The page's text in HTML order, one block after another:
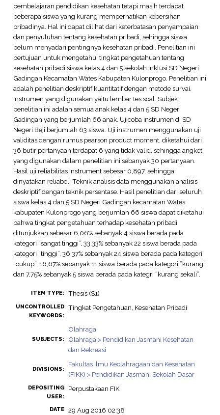
pembelajaran pendidikan kesehatan tetapi masih terdapat
beberapa siswa yang kurang memperhatikan kebersihan
pribadinya. Hal ini dapat dilihat dari keterbatasan penyampaian
dan penyuluhan tentang kesehatan pribadi, sehingga siswa
belum menyadari pentingnya kesehatan pribadi. Penelitian ini
bertujuan untuk mengetahui tingkat pengetahuan tentang
kesehatan pribadi siswa kelas 4 dan 5 sekolah inklusi SD Negeri
Gadingan Kecamatan Wates Kabupaten Kulonprogo. Penelitian ini
adalah penelitian deskriptif kuantitatif dengan metode survai.
Instrumen yang digunakan yaitu lembar tes soal. Subjek
penelitian ini adalah semua anak kelas 4 dan 5 SD Negeri
Gadingan yang berjumlah 66 anak. Ujicoba instrumen di SD
Negeri Beji berjumlah 63 siswa. Uji instrumen menggunakan uji
validitas dengan rumus pearson product moment, diketahui dari
36 butir pertanyaan terdapat 6 yang tidak valid, sehingga angket
yang digunakan dalam penelitian ini sebanyak 30 pertanyaan.
Hasil uji reliabilitas instrument sebesar 0,897, sehingga
dinyatakan reliabel. Teknik analisis data menggunakan analisis
deskriptif dengan teknik persentase. Hasil penelitian dari seluruh
siswa kelas 4 dan 5 SD Negeri Gadingan kecamatan Wates
kabupaten Kulonprogo yang berjumlah 66 siswa dapat diketahui
bahwa tingkat pengetahuan terhadap kesehatan pribadi
ditunjukkan sebesar 6,06% sebanyak 4 siswa berada pada
kategori “sangat tinggi”, 33,33% sebanyak 22 siswa berada pada
kategori “tinggi”, 36,37% sebanyak 24 siswa berada pada kategori
“cukup”, 16,67% sebanyak 11 siswa berada pada kategori “kurang”,
dan 7,75% sebanyak 5 siswa berada pada kategri “kurang sekali”.
ITEM TYPE: Thesis (S1)
UNCONTROLLED
KEYWORDS:
Tingkat Pengetahuan, Kesehatan Pribadi
SUBJECTS:
Olahraga
Olahraga > Pendidikan Jasmani Kesehatan
dan Rekreasi
DIVISIONS:
Fakultas Ilmu Keolahragaan dan Kesehatan
(FIKK) > Pendidikan Jasmani Sekolah Dasar
DEPOSITING
USER:
Perpustakaan FIK
DATE 29 Aug 2016 02:38